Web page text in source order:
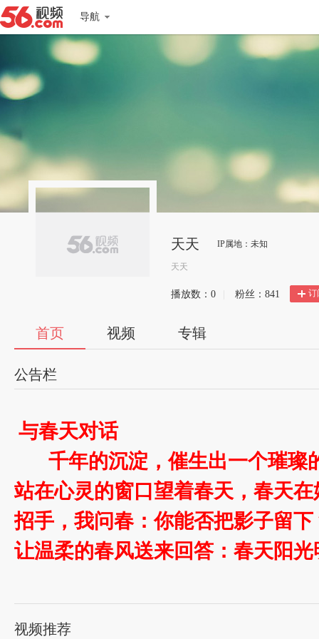
导航
天天 IP属地：未知
天天
播放数： 0 粉丝： 841 订
首页 视频 专辑
公告栏
与春天对话
千年的沉淀，催生出一个璀璨
站在心灵的窗口望着春天，春天
招手，我问春：你能否把影子留
让温柔的春风送来回答：春天阳
拽，还带着那么一丝料峭寒意，
视频推荐